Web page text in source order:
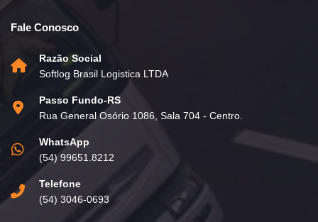
Fale Conosco
Razão Social
Softlog Brasil Logistica LTDA
Passo Fundo-RS
Rua General Osório 1086, Sala 704 - Centro.
WhatsApp
(54) 99651.8212
Telefone
(54) 3046-0693